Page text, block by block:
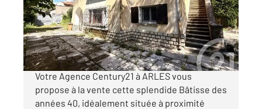
Maison à vendre
449 000 €
Quartier MONPLAISIR - Maison de Caractère T6
Votre Agence Century21 à ARLES vous
propose à la vente cette splendide Bâtisse des
années 40, idéalement située à proximité